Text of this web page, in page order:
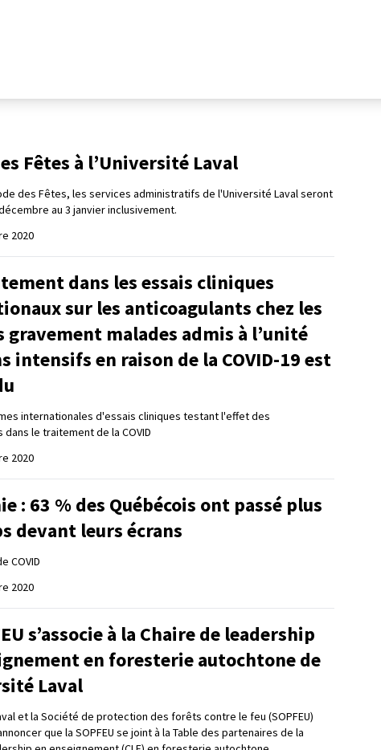
Fêtes à l’Université Laval
des Fêtes, les services administratifs de l'Université Laval seront
au 3 janvier inclusivement.
2020
dans les essais cliniques
sur les anticoagulants chez les
gravement malades admis à l’unité
intensifs en raison de la COVID-19 est
internationales d'essais cliniques testant l'effet des
le traitement de la COVID
2020
: 63 % des Québécois ont passé plus
devant leurs écrans
COVID
2020
s’associe à la Chaire de leadership
en foresterie autochtone de
Laval
et la Société de protection des forêts contre le feu (SOPFEU)
que la SOPFEU se joint à la Table des partenaires de la